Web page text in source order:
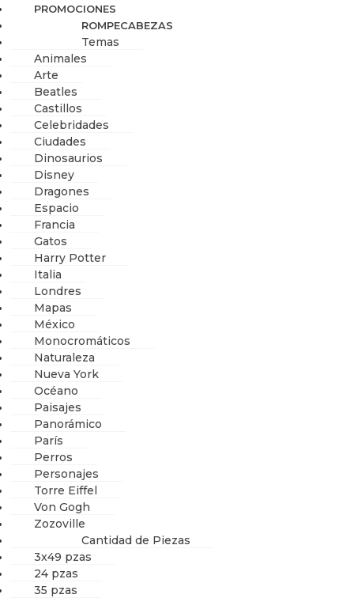
PROMOCIONES
ROMPECABEZAS
Temas
Animales
Arte
Beatles
Castillos
Celebridades
Ciudades
Dinosaurios
Disney
Dragones
Espacio
Francia
Gatos
Harry Potter
Italia
Londres
Mapas
México
Monocromáticos
Naturaleza
Nueva York
Océano
Paisajes
Panorámico
París
Perros
Personajes
Torre Eiffel
Von Gogh
Zozoville
Cantidad de Piezas
3x49 pzas
24 pzas
35 pzas